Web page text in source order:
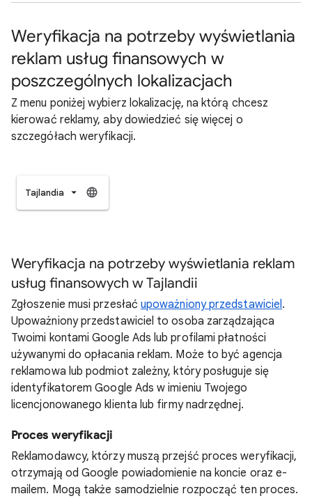
Weryfikacja na potrzeby wyświetlania
reklam usług finansowych w
poszczególnych lokalizacjach
Z menu poniżej wybierz lokalizację, na którą chcesz
kierować reklamy, aby dowiedzieć się więcej o
szczegółach weryfikacji.
Tajlandia
Weryfikacja na potrzeby wyświetlania reklam
usług finansowych w Tajlandii
Zgłoszenie musi przesłaćupoważniony przedstawiciel.
Upoważniony przedstawiciel to osoba zarządzająca
Twoimi kontami Google Ads lub profilami płatności
używanymi do opłacania reklam. Może to być agencja
reklamowa lub podmiot zależny, który posługuje się
identyfikatorem Google Ads w imieniu Twojego
licencjonowanego klienta lub firmy nadrzędnej.
Proces weryfikacji
Reklamodawcy, którzy muszą przejść proces weryfikacji,
otrzymają od Google powiadomienie na koncie oraz e-
mailem. Mogą także samodzielnie rozpocząć ten proces.